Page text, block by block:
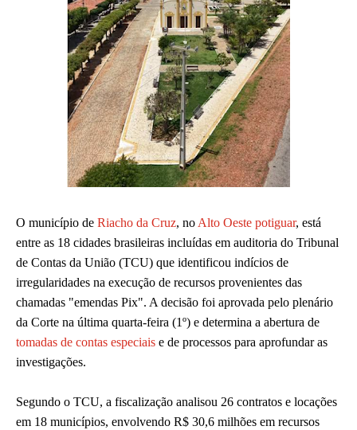
O município de Riacho da Cruz, no Alto Oeste potiguar, está
entre as 18 cidades brasileiras incluídas em auditoria do Tribunal
de Contas da União (TCU) que identificou indícios de
irregularidades na execução de recursos provenientes das
chamadas "emendas Pix". A decisão foi aprovada pelo plenário
da Corte na última quarta-feira (1º) e determina a abertura de
tomadas de contas especiais e de processos para aprofundar as
investigações.
Segundo o TCU, a fiscalização analisou 26 contratos e locações
em 18 municípios, envolvendo R$ 30,6 milhões em recursos